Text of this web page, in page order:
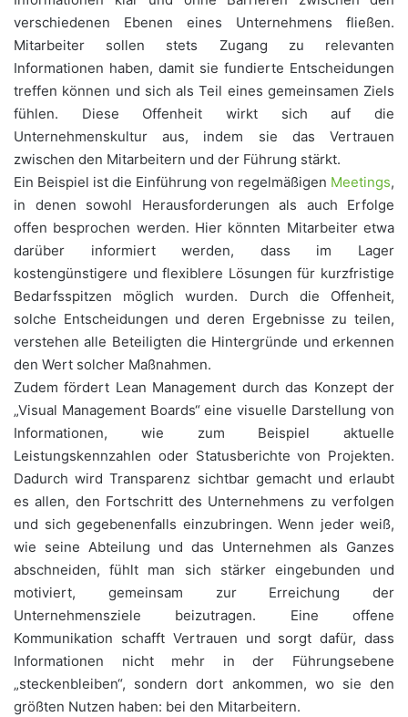
verschiedenen Ebenen eines Unternehmens fließen.
Mitarbeiter sollen stets Zugang zu relevanten
Informationen haben, damit sie fundierte Entscheidungen
treffen können und sich als Teil eines gemeinsamen Ziels
fühlen. Diese Offenheit wirkt sich auf die
Unternehmenskultur aus, indem sie das Vertrauen
zwischen den Mitarbeitern und der Führung stärkt.
Ein Beispiel ist die Einführung von regelmäßigen Meetings,
in denen sowohl Herausforderungen als auch Erfolge
offen besprochen werden. Hier könnten Mitarbeiter etwa
darüber informiert werden, dass im Lager
kostengünstigere und flexiblere Lösungen für kurzfristige
Bedarfsspitzen möglich wurden. Durch die Offenheit,
solche Entscheidungen und deren Ergebnisse zu teilen,
verstehen alle Beteiligten die Hintergründe und erkennen
den Wert solcher Maßnahmen.
Zudem fördert Lean Management durch das Konzept der
„Visual Management Boards“ eine visuelle Darstellung von
Informationen, wie zum Beispiel aktuelle
Leistungskennzahlen oder Statusberichte von Projekten.
Dadurch wird Transparenz sichtbar gemacht und erlaubt
es allen, den Fortschritt des Unternehmens zu verfolgen
und sich gegebenenfalls einzubringen. Wenn jeder weiß,
wie seine Abteilung und das Unternehmen als Ganzes
abschneiden, fühlt man sich stärker eingebunden und
motiviert, gemeinsam zur Erreichung der
Unternehmensziele beizutragen. Eine offene
Kommunikation schafft Vertrauen und sorgt dafür, dass
Informationen nicht mehr in der Führungsebene
„steckenbleiben“, sondern dort ankommen, wo sie den
größten Nutzen haben: bei den Mitarbeitern.